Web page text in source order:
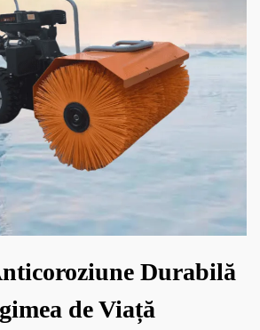
Durabilă
de Viață